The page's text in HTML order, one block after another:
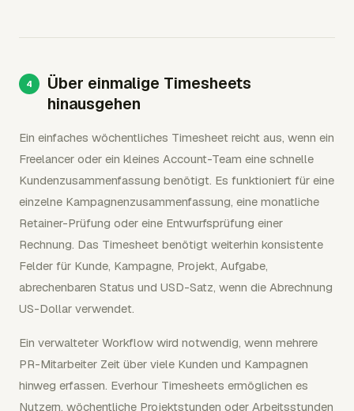
Über einmalige Timesheets
hinausgehen
Ein einfaches wöchentliches Timesheet reicht aus, wenn ein
Freelancer oder ein kleines Account-Team eine schnelle
Kundenzusammenfassung benötigt. Es funktioniert für eine
einzelne Kampagnenzusammenfassung, eine monatliche
Retainer-Prüfung oder eine Entwurfsprüfung einer
Rechnung. Das Timesheet benötigt weiterhin konsistente
Felder für Kunde, Kampagne, Projekt, Aufgabe,
abrechenbaren Status und USD-Satz, wenn die Abrechnung
US-Dollar verwendet.
Ein verwalteter Workflow wird notwendig, wenn mehrere
PR-Mitarbeiter Zeit über viele Kunden und Kampagnen
hinweg erfassen. Everhour Timesheets ermöglichen es
Nutzern, wöchentliche Projektstunden oder Arbeitsstunden